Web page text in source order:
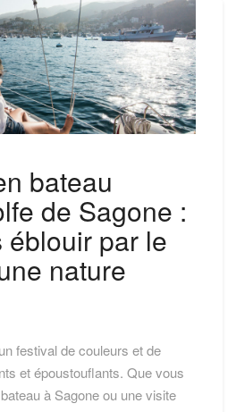
bateau
de Sagone :
éblouir par le
nature
festival de couleurs et de
et époustouflants. Que vous
à Sagone ou une visite